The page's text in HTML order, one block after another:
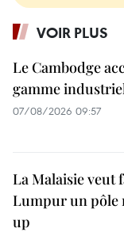
VOIR PLUS
Le Cambodge
gamme
07/08/2026 09:57
La Malaisie veut
Lumpur un pôle
up